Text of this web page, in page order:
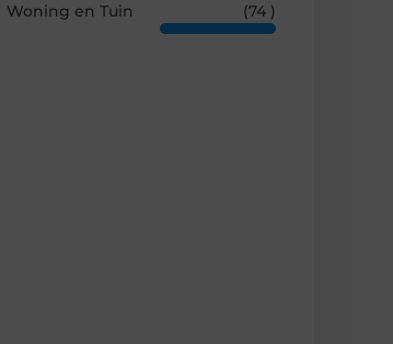
Woning en Tuin
(74 )